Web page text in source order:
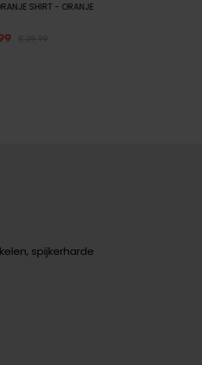
SHIRT - ORANJE
spijkerharde